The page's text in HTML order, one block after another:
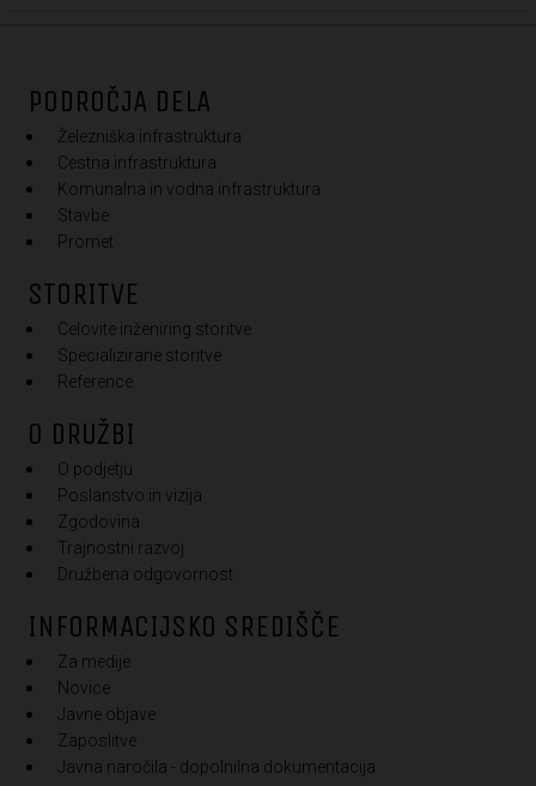
PODROČJA DELA
Železniška infrastruktura
Cestna infrastruktura
Komunalna in vodna infrastruktura
Stavbe
Promet
STORITVE
Celovite inženiring storitve
Specializirane storitve
Reference
O DRUŽBI
O podjetju
Poslanstvo in vizija
Zgodovina
Trajnostni razvoj
Družbena odgovornost
INFORMACIJSKO SREDIŠČE
Za medije
Novice
Javne objave
Zaposlitve
Javna naročila - dopolnilna dokumentacija